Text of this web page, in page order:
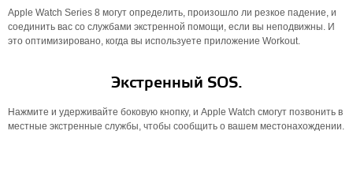
Apple Watch Series 8 могут определить, произошло ли резкое падение, и
соединить вас со службами экстренной помощи, если вы неподвижны. И
это оптимизировано, когда вы используете приложение Workout.
Экстренный SOS.
Нажмите и удерживайте боковую кнопку, и Apple Watch смогут позвонить в
местные экстренные службы, чтобы сообщить о вашем местонахождении.